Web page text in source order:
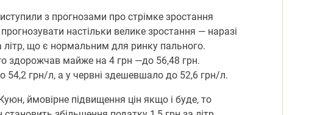
з прогнозами про стрімке зростання
настільки велике зростання — наразі
літр, що є нормальним для ринку пального.
здорожчав майже на 4 грн —до 56,48 грн.
54,2 грн/л, а у червні здешевшало до 52,6 грн/л.
ймовірне підвищення цін якщо і буде, то